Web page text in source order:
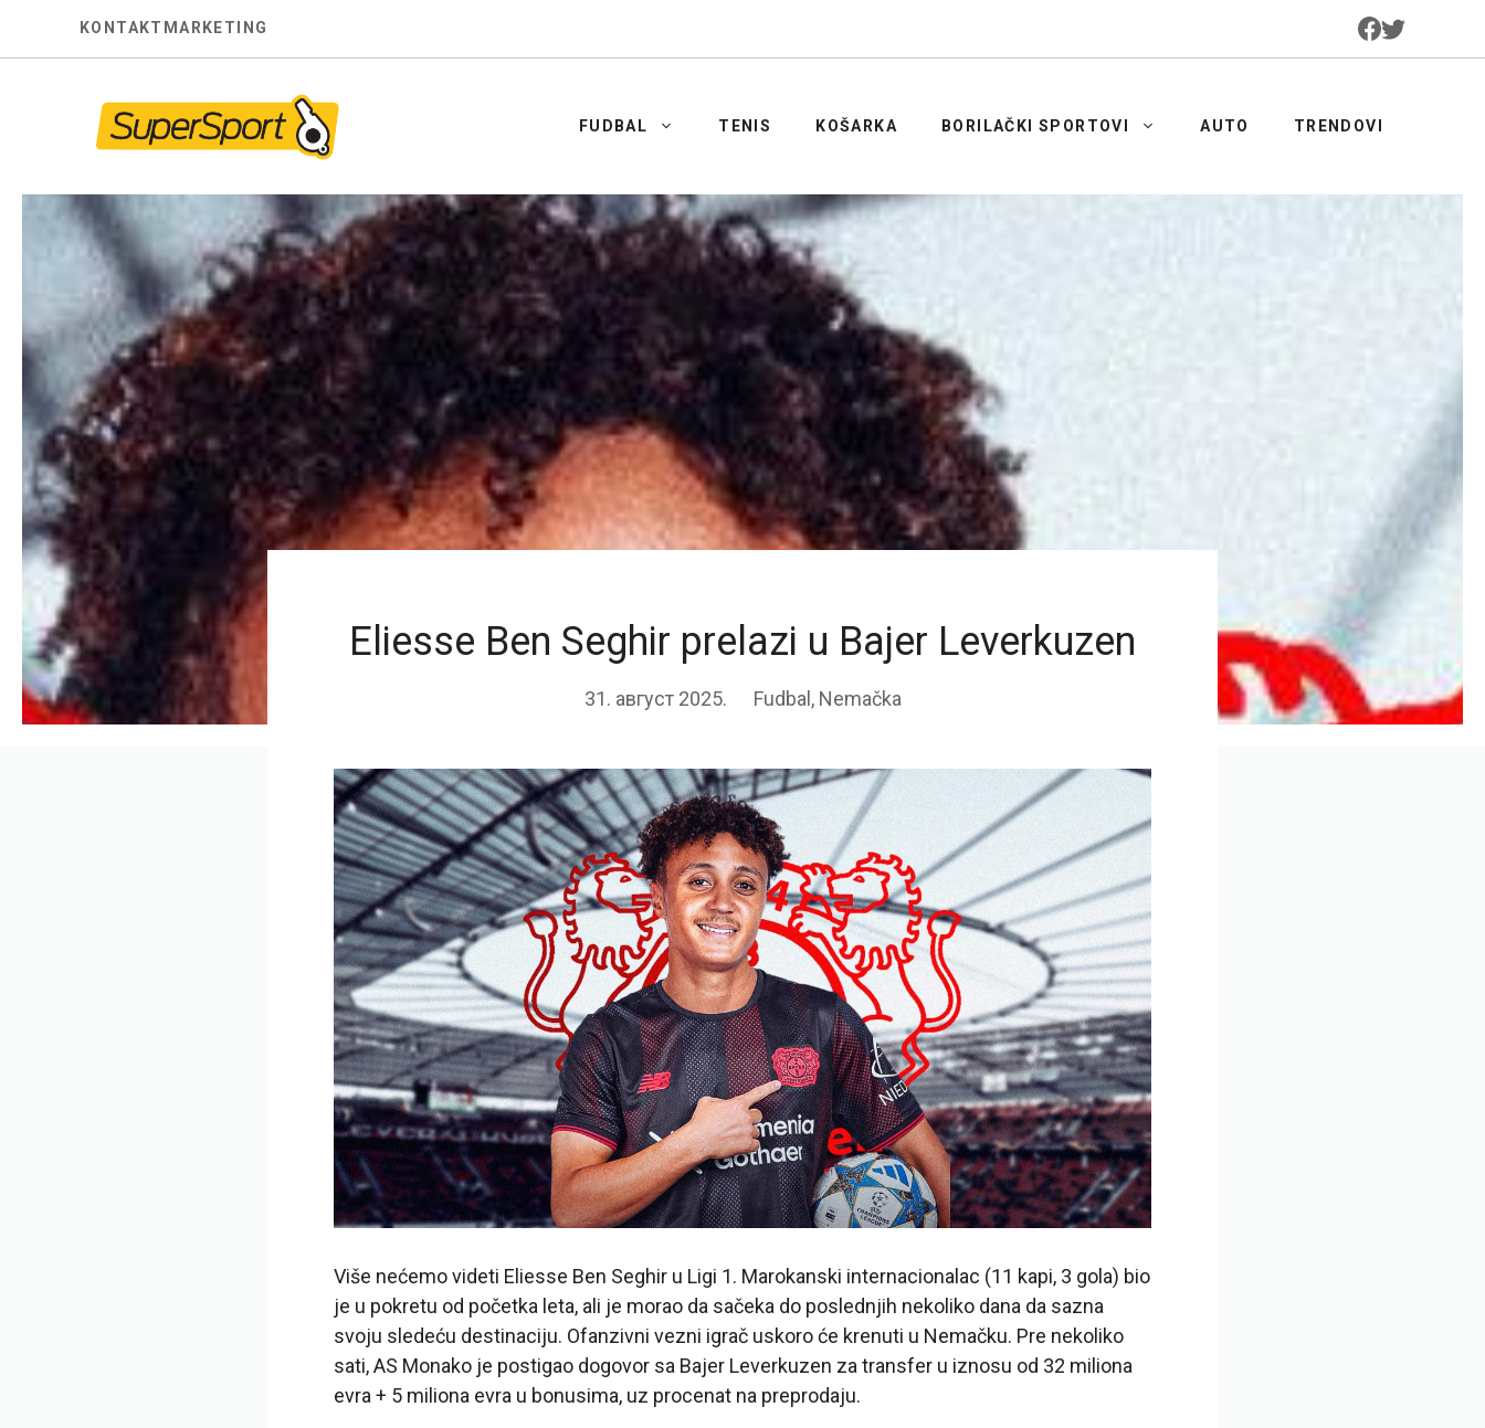
KONTAKT MARKETING
FUDBAL TENIS KOŠARKA BORILAČKI SPORTOVI AUTO TRENDOVI
Eliesse Ben Seghir prelazi u Bajer Leverkuzen
31. август 2025. Fudbal , Nemačka
Više nećemo videti Eliesse Ben Seghir u Ligi 1. Marokanski internacionalac (11 kapi, 3 gola) bio
je u pokretu od početka leta, ali je morao da sačeka do poslednjih nekoliko dana da sazna
svoju sledeću destinaciju. Ofanzivni vezni igrač uskoro će krenuti u Nemačku. Pre nekoliko
sati, AS Monako je postigao dogovor sa Bajer Leverkuzen za transfer u iznosu od 32 miliona
evra + 5 miliona evra u bonusima, uz procenat na preprodaju.